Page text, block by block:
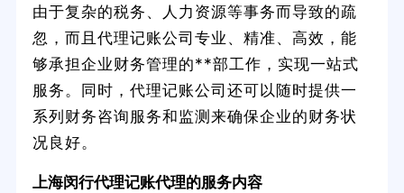
由于复杂的税务、人力资源等事务而导致的疏
忽，而且代理记账公司专业、精准、高效，能
够承担企业财务管理的**部工作，实现一站式
服务。同时，代理记账公司还可以随时提供一
系列财务咨询服务和监测来确保企业的财务状
况良好。
上海闵行代理记账代理的服务内容